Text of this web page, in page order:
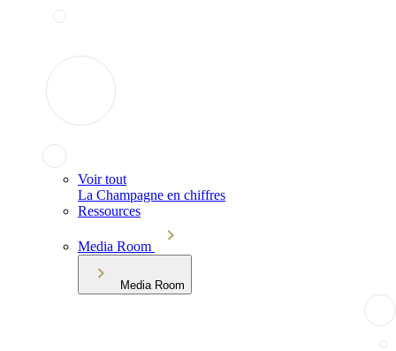
Voir tout
La Champagne en chiffres
Ressources
Media Room
Media Room